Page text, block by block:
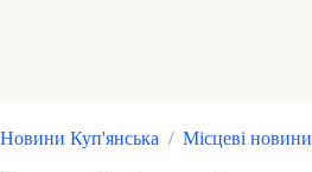
Новини Куп'янська / Місцеві новини